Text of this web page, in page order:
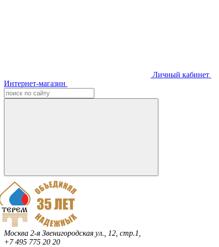
Личный кабинет
Интернет-магазин
Москва 2-я Звенигородская ул., 12, стр.1,
+7 495 775 20 20